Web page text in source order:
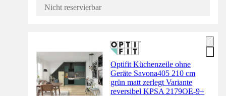
Nicht reservierbar
Optifit Küchenzeile ohne
Geräte Savona405 210 cm
grün matt zerlegt Variante
reversibel KPSA 2179OE-9+